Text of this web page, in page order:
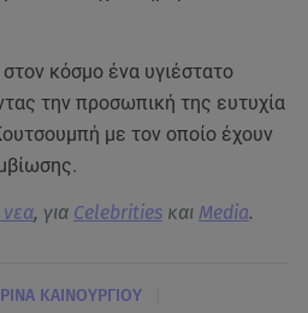
κόσμο ένα υγιέστατο
την προσωπική της ευτυχία
με τον οποίο έχουν
, για Celebrities και Media.
ΚΑΙΝΟΥΡΓΙΟΥ